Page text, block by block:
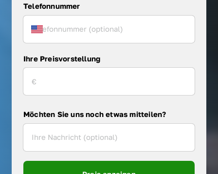
Telefonnummer
Ihre Preisvorstellung
Möchten Sie uns noch etwas mitteilen?